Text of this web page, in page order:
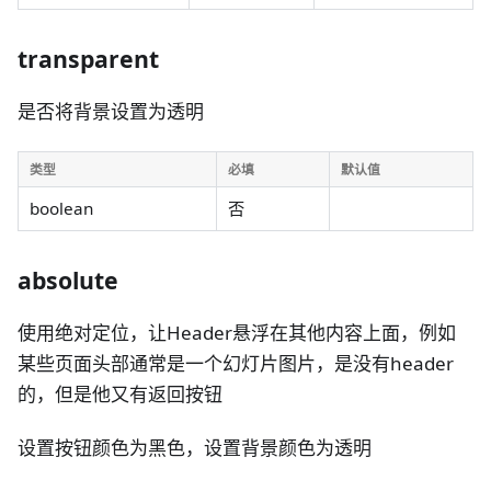
transparent
是否将背景设置为透明
类型 必填 默认值
boolean 否
absolute
使用绝对定位，让Header悬浮在其他内容上面，例如
某些页面头部通常是一个幻灯片图片，是没有header
的，但是他又有返回按钮
设置按钮颜色为黑色，设置背景颜色为透明